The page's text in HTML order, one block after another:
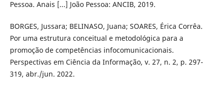
Pessoa. Anais [...] João Pessoa: ANCIB, 2019.
BORGES, Jussara; BELINASO, Juana; SOARES, Érica Corrêa.
Por uma estrutura conceitual e metodológica para a
promoção de competências infocomunicacionais.
Perspectivas em Ciência da Informação, v. 27, n. 2, p. 297-
319, abr./jun. 2022.